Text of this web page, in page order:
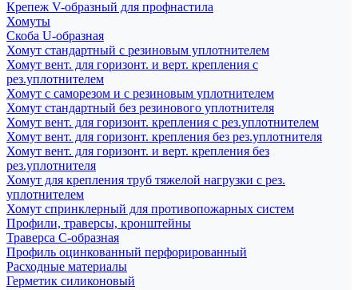
Крепеж V-образный для профнастила
Хомуты
Скоба U-образная
Хомут стандартный с резиновым уплотнителем
Хомут вент. для горизонт. и верт. крепления с
рез.уплотнителем
Хомут с саморезом и с резиновым уплотнителем
Хомут стандартный без резинового уплотнителя
Хомут вент. для горизонт. крепления с рез.уплотнителем
Хомут вент. для горизонт. крепления без рез.уплотнителя
Хомут вент. для горизонт. и верт. крепления без
рез.уплотнителя
Хомут для крепления труб тяжелой нагрузки с рез.
уплотнителем
Хомут спринклерный для противопожарных систем
Профили, траверсы, кронштейны
Траверса С-образная
Профиль оцинкованный перфорированный
Расходные материалы
Герметик силиконовый